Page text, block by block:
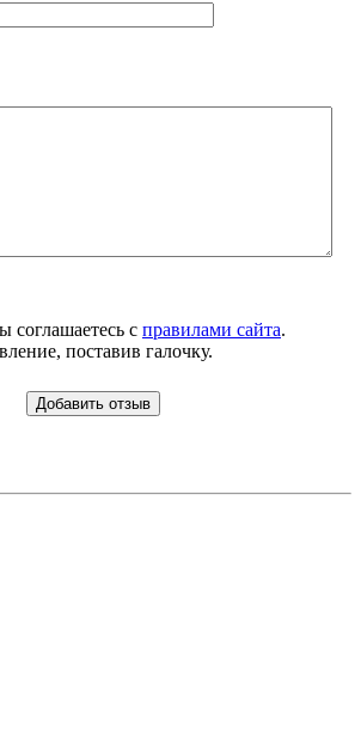
соглашаетесь с правилами сайта.
поставив галочку.
Добавить отзыв